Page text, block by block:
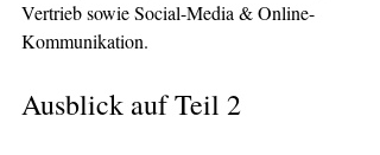
Vertrieb sowie Social-Media & Online-
Kommunikation.
Ausblick auf Teil 2